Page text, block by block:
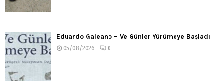
Eduardo Galeano – Ve Günler Yürümeye Başladı
05/08/2026 0